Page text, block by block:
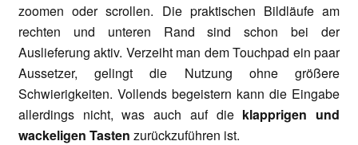
zoomen oder scrollen. Die praktischen Bildläufe am
rechten und unteren Rand sind schon bei der
Auslieferung aktiv. Verzeiht man dem Touchpad ein paar
Aussetzer, gelingt die Nutzung ohne größere
Schwierigkeiten. Vollends begeistern kann die Eingabe
allerdings nicht, was auch auf die klapprigen und
wackeligen Tasten zurückzuführen ist.